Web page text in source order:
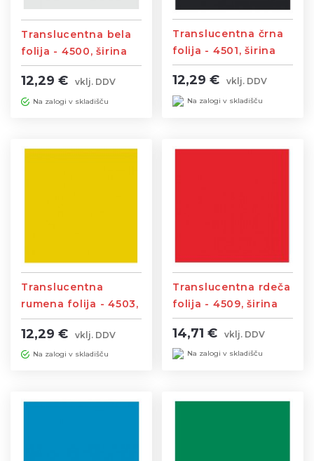
Translucentna bela
folija - 4500, širina
1,23m
12,29 € vklj. DDV
Na zalogi v skladišču
Translucentna črna
folija - 4501, širina
1,23m
12,29 € vklj. DDV
Na zalogi v skladišču
Translucentna
rumena folija - 4503,
širina 1,23m
12,29 € vklj. DDV
Na zalogi v skladišču
Translucentna rdeča
folija - 4509, širina
1,23m
14,71 € vklj. DDV
Na zalogi v skladišču